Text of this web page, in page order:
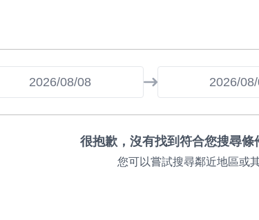
很抱歉，沒有找到符合您搜尋條
您可以嘗試搜尋鄰近地區或